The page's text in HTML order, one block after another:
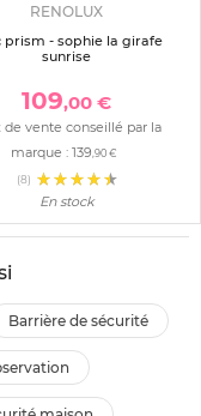
RENOLUX
prism - sophie la girafe
sunrise
109,00 €
de vente conseillé par la
marque :139,90 €
(8)
En stock
barrière de sécurité